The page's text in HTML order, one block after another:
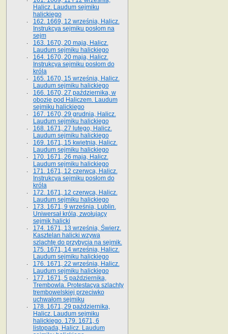
Halicz. Laudum sejmiku
halickiego
162. 1669, 12 września, Halicz.
Instrukcya sejmiku posłom na
sejm
163. 1670, 20 maja, Halicz.
Laudum sejmiku halickiego
164. 1670, 20 maja, Halicz.
Instrukcya sejmiku posłom do
króla
165. 1670, 15 września, Halicz.
Laudum sejmiku halickiego
166. 1670, 27 października, w
obozie pod Haliczem. Laudum
sejmiku halickiego
167. 1670, 29 grudnia, Halicz.
Laudum sejmiku halickiego
168. 1671, 27 lutego, Halicz.
Laudum sejmiku halickiego
169. 1671, 15 kwietnia, Halicz.
Laudum sejmiku halickiego
170. 1671, 26 maja, Halicz.
Laudum sejmiku halickiego
171. 1671, 12 czerwca, Halicz.
Instrukcya sejmiku posłom do
króla
172. 1671, 12 czerwca, Halicz.
Laudum sejmiku halickiego
173. 1671, 9 września, Lublin.
Uniwersał króla, zwołujący
sejmik halicki
174. 1671, 13 września, Świerz.
Kasztelan halicki wzywa
szlachtę do przybycia na sejmik.
175. 1671, 14 września, Halicz.
Laudum sejmiku halickiego
176. 1671, 22 września, Halicz.
Laudum sejmiku halickiego
177. 1671, 5 października,
Trembowla. Protestacya szlachty
trembowelskiej przeciwko
uchwałom sejmiku
178. 1671, 29 października,
Halicz. Laudum sejmiku
halickiego. 179. 1671, 6
listopada, Halicz. Laudum